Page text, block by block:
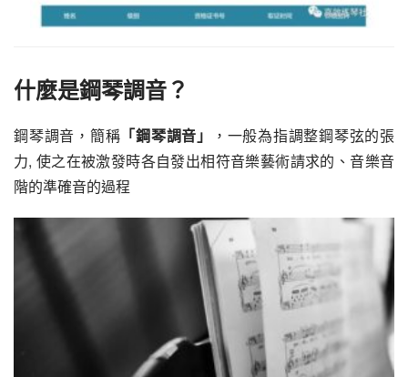
什麼是鋼琴調音？
鋼琴調音，簡稱 「鋼琴調音」
，一般為指調整鋼琴弦的張
力, 使之在被激發時各自發出相符音樂藝術請求的、音樂音
階的準確音的過程